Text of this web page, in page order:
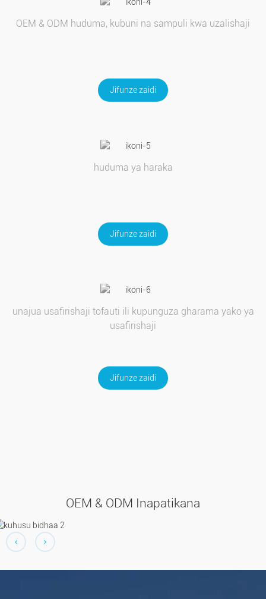
OEM & ODM huduma, kubuni na sampuli kwa uzalishaji
Jifunze zaidi
huduma ya haraka
Jifunze zaidi
unajua usafirishaji tofauti ili kupunguza gharama yako ya
usafirishaji
Jifunze zaidi
OEM & ODM Inapatikana